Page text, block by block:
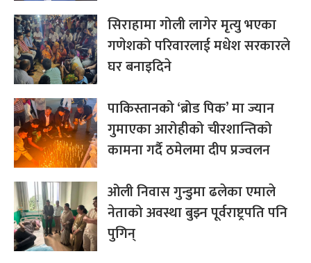
सिराहामा गोली लागेर मृत्यु भएका
गणेशको परिवारलाई मधेश सरकारले
घर बनाइदिने
पाकिस्तानको ‘ब्रोड पिक’ मा ज्यान
गुमाएका आरोहीको चीरशान्तिको
कामना गर्दै ठमेलमा दीप प्रज्वलन
ओली निवास गुन्डुमा ढलेका एमाले
नेताको अवस्था बुझ्न पूर्वराष्ट्रपति पनि
पुगिन्